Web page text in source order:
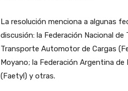
La resolución menciona a algunas
discusión: la Federación Nacional
Transporte Automotor de Cargas
Moyano; la Federación Argentina
(Faetyl) y otras.